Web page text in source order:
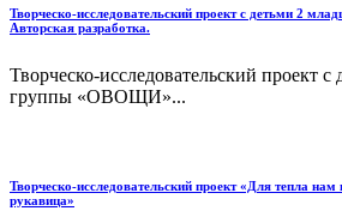
Творческо-исследовательский проект с детьми 2
Авторская разработка.
Творческо-исследовательский проект
группы «ОВОЩИ»...
Творческо-исследовательский проект «Для тепла нам
рукавица»